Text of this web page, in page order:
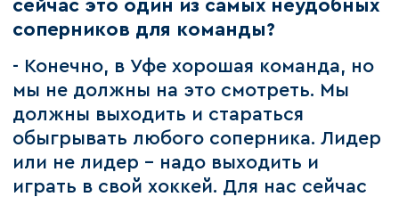
сейчас это один из самых неудобных
соперников для команды?
- Конечно, в Уфе хорошая команда, но
мы не должны на это смотреть. Мы
должны выходить и стараться
обыгрывать любого соперника. Лидер
или не лидер – надо выходить и
играть в свой хоккей. Для нас сейчас